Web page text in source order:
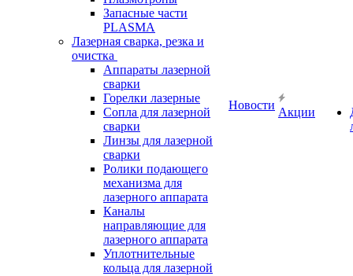
Запасные части
PLASMA
Лазерная сварка, резка и
очистка
Аппараты лазерной
сварки
Горелки лазерные
Сопла для лазерной
сварки
Линзы для лазерной
сварки
Ролики подающего
механизма для
лазерного аппарата
Каналы
направляющие для
лазерного аппарата
Уплотнительные
кольца для лазерной
Новости
Акции